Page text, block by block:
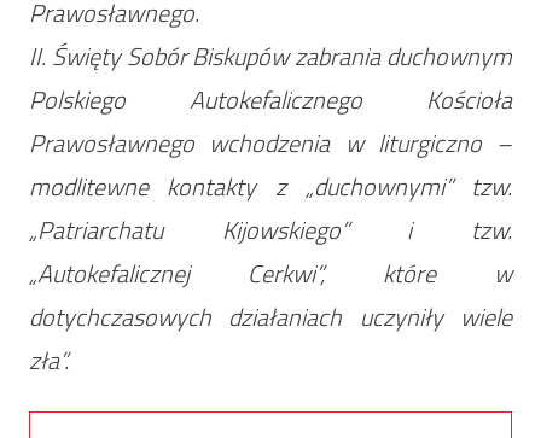
Prawosławnego.
II. Święty Sobór Biskupów zabrania duchownym
Polskiego Autokefalicznego Kościoła
Prawosławnego wchodzenia w liturgiczno –
modlitewne kontakty z „duchownymi” tzw.
„Patriarchatu Kijowskiego” i tzw.
„Autokefalicznej Cerkwi”, które w
dotychczasowych działaniach uczyniły wiele
zła”.